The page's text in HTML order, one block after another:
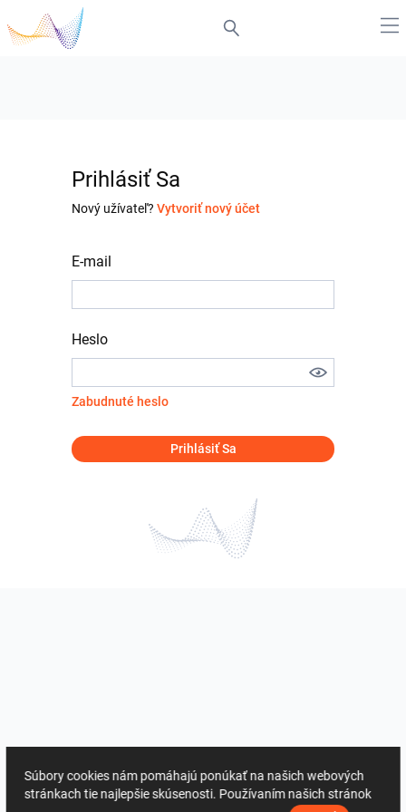
Prihlásiť Sa
Nový užívateľ? Vytvoriť nový účet
E-mail
Heslo
Zabudnuté heslo
Prihlásiť Sa
Súbory cookies nám pomáhajú ponúkať na našich webových
stránkach tie najlepšie skúsenosti. Používaním našich stránok